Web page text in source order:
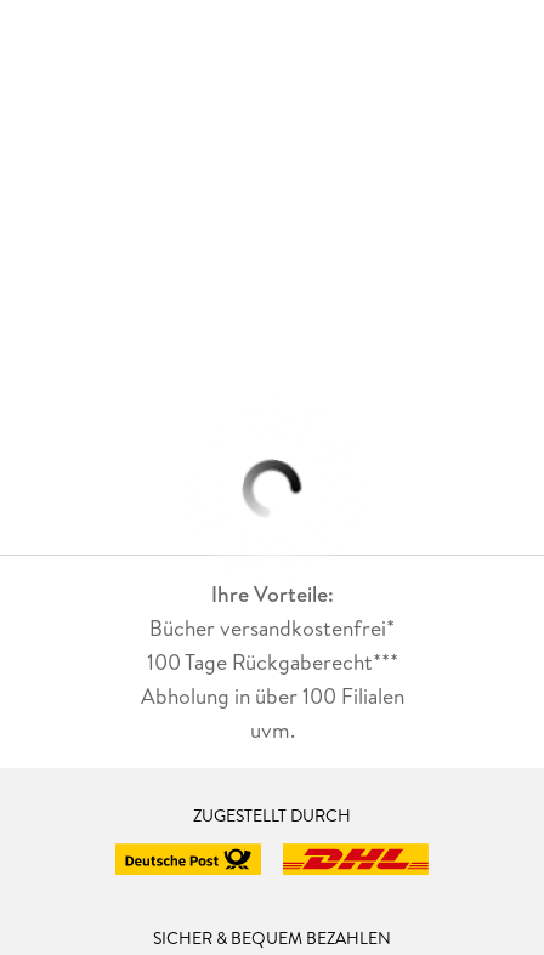
Ihre Vorteile:
Bücher versandkostenfrei*
100 Tage Rückgaberecht***
Abholung in über 100 Filialen
uvm.
ZUGESTELLT DURCH
SICHER & BEQUEM BEZAHLEN